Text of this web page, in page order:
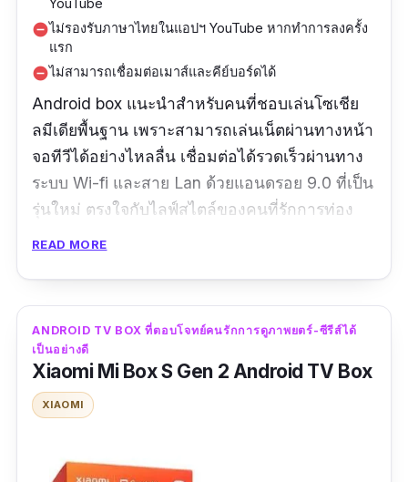
remove_circleไม่รองรับภาษาไทยในแอปฯ YouTube หากทำการลงครั้ง
แรก
remove_circleไม่สามารถเชื่อมต่อเมาส์และคีย์บอร์ดได้
Android box แนะนำสำหรับคนที่ชอบเล่นโซเชีย
ลมีเดียพื้นฐาน เพราะสามารถเล่นเน็ตผ่านทางหน้า
จอทีวีได้อย่างไหลลื่น เชื่อมต่อได้รวดเร็วผ่านทาง
ระบบ Wi-fi และสาย Lan ด้วยแอนดรอย 9.0 ที่เป็น
รุ่นใหม่ ตรงใจกับไลฟ์สไตล์ของคนที่รักการท่อง
การลองในการเปิดโลกทัศน์ใบใหม่ของทุกคน
ทอัพง่าย แต่ ๆ ถึงกล่องมันจะมี google
ครับ
READ MORE
ANDROID TV BOX ที่ตอบโจทย์คนรักการดูภาพยตร์-ซีรีส์ได้
เป็นอย่างดี
Xiaomi Mi Box S Gen 2 Android TV Box
XIAOMI